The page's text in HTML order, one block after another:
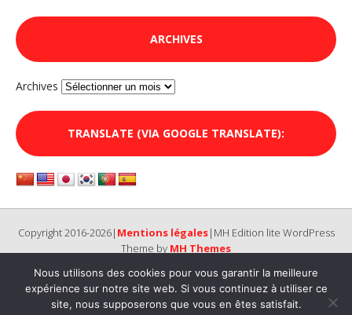
ARCHIVES
Archives
TRANSLATE (VIA GOOGLE TRANSLATE):
Copyright 2016-2026| Mentions légales|MH Edition lite WordPress
Theme by MH Themes
Nous utilisons des cookies pour vous garantir la meilleure
expérience sur notre site web. Si vous continuez à utiliser ce
site, nous supposerons que vous en êtes satisfait.